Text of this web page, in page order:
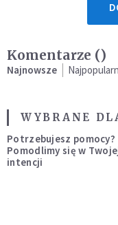
Komentarze ()
Najnowsze
WYBRANE
Potrzebujesz pomocy?
Pomodlimy się w
intencji